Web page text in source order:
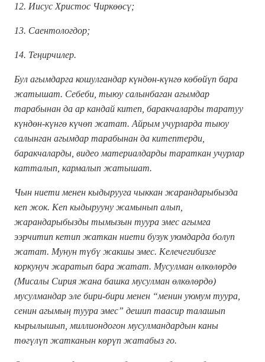
12. Иисус Христос Чиркөөсү;
13. Саентологдор;
14. Теңирчилер.
Бул агымдарга кошулгандар күндөн-күнгө көбөйүп бара
жатышат. Себеби, тыюу салынбаган агымдар
тарабынан да ар кандай китеп, баракчаларды таратуу
күндөн-күнгө күчөп жатат. Айрым учурларда тыюу
салынган агымдар тарабынан да китептерди,
баракчаларды, видео материалдарды тараткан учурлар
катталып, кармалып жатышат.
Чын ниети менен кыдырууга чыккан жарандарыбызда
кеп жок. Кеп кыдырууну жамынып алып,
жарандарыбызды тымызын туура эмес агымга
ээрчитип кетип жаткан ниети бузук уюмдарда болуп
жатат. Мунун түбү жакшы эмес. Келечегибизге
коркунуч жаратып бара жатат. Мусулман өлкөлөрдө
(Мисалы Сирия жана башка мусулман өлкөлөрдө)
мусулмандар эле бири-бири менен “менин уюмум туура,
сенин агымың туура эмес” дешип таасир талашып
кырылышып, миллиондогон мусулмандардын каны
төгүлүп жатканын көрүп жатабыз го.